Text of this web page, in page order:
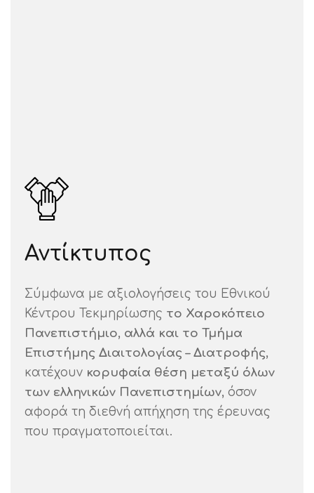
Αντίκτυπος
Σύμφωνα με αξιολογήσεις του Εθνικού
Κέντρου Τεκμηρίωσης το Χαροκόπειο
Πανεπιστήμιο, αλλά και το Τμήμα
Επιστήμης Διαιτολογίας – Διατροφής,
κατέχουν κορυφαία θέση μεταξύ όλων
των ελληνικών Πανεπιστημίων, όσον
αφορά τη διεθνή απήχηση της έρευνας
που πραγματοποιείται.